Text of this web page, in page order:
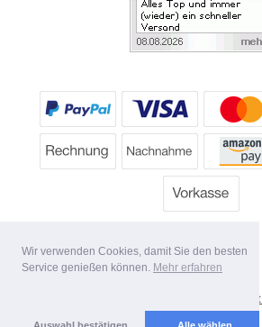
Wir verwenden Cookies, damit Sie den besten
Service genießen können. Mehr erfahren
Alle Preise inkl. MwSt.
Lieferbedingungen